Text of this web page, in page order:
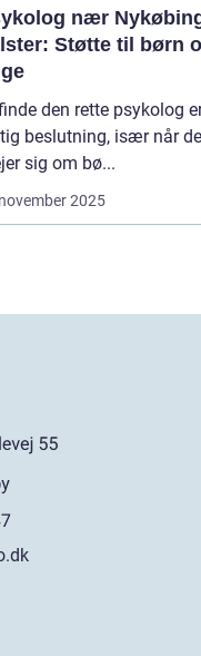
nær
Støtte til børn
den rette psykolog
beslutning, især når
sig om bø...
2025